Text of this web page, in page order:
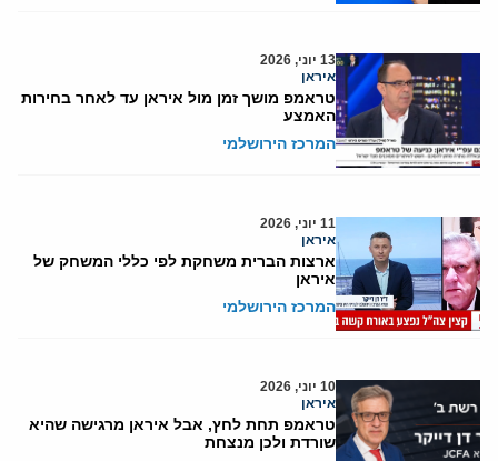
13 יוני, 2026
איראן
טראמפ מושך זמן מול איראן עד לאחר בחירות
האמצע
המרכז הירושלמי
11 יוני, 2026
איראן
ארצות הברית משחקת לפי כללי המשחק של
איראן
המרכז הירושלמי
10 יוני, 2026
איראן
טראמפ תחת לחץ, אבל איראן מרגישה שהיא
שורדת ולכן מנצחת